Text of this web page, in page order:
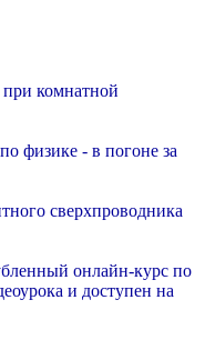
комнатной
физике - в погоне за
сверхпроводника
онлайн-курс по
и доступен на